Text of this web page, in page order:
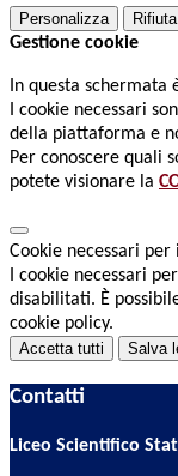
Personalizza
Gestione cookie
In questa
I cookie necessari
della piattaforma e
Per conoscere quali
potete visionare la
Cookie necessari
I cookie necessari
disabilitati. È
cookie policy.
Accetta tutti Salva
Contatti
Liceo Scientifico